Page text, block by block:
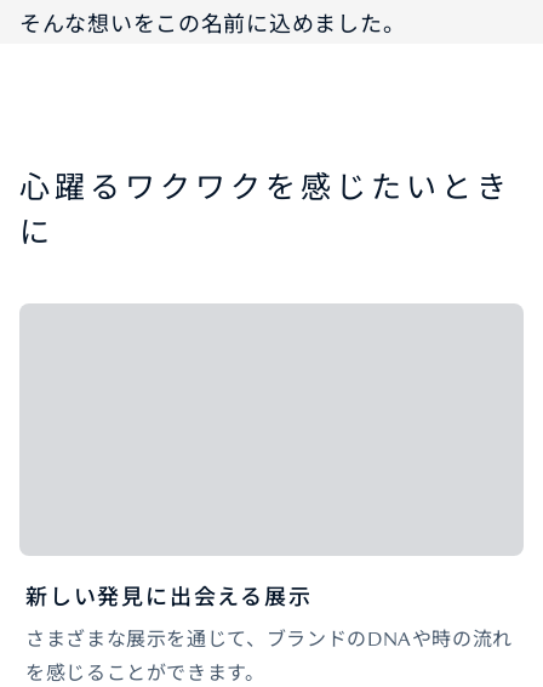
そんな想いをこの名前に込めました。
心躍るワクワクを感じたいとき
に
新しい発見に出会える展示
さまざまな展示を通じて、ブランドのDNAや時の流れ
を感じることができます。